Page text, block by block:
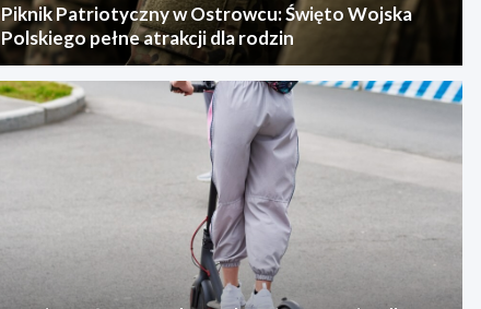
Piknik Patriotyczny w Ostrowcu: Święto Wojska
Polskiego pełne atrakcji dla rodzin